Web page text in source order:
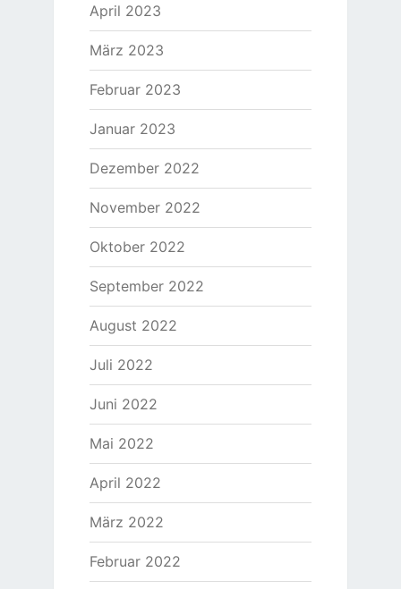
April 2023
März 2023
Februar 2023
Januar 2023
Dezember 2022
November 2022
Oktober 2022
September 2022
August 2022
Juli 2022
Juni 2022
Mai 2022
April 2022
März 2022
Februar 2022